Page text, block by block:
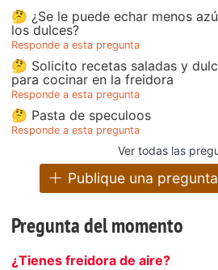
🤔 ¿Se le puede echar menos
los dulces?
Responde a esta pregunta
🤔 Solicito recetas saladas y
para cocinar en la freidora
Responde a esta pregunta
🤔 Pasta de speculoos
Responde a esta pregunta
Ver todas las
Publique una pregunta
Pregunta del momento
¿Tienes freidora de aire?